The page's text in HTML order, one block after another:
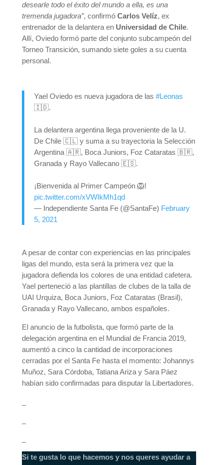
desearle todo el éxito del mundo a ella, es una
tremenda jugadora”, confirmó Carlos Velíz, ex
entrenador de la delantera en Universidad de Chile.
Allí, Oviedo formó parte del conjunto subcampeón del
Torneo Transición, sumando siete goles a su cuenta
personal.
Yael Oviedo es nueva jugadora de las #Leonas
🇮🇩.
La delantera argentina llega proveniente de la U.
De Chile 🇨🇱 y suma a su trayectoria la Selección
Argentina 🇦🇷, Boca Juniors, Foz Cataratas 🇧🇷,
Granada y Rayo Vallecano 🇪🇸.
¡Bienvenida al Primer Campeón 🦁!
pic.twitter.com/xVWIkMh1qd
— Independiente Santa Fe (@SantaFe) February
5, 2021
A pesar de contar con experiencias en las principales
ligas del mundo, esta será la primera vez que la
jugadora defienda los colores de una entidad cafetera.
Yael perteneció a las plantillas de clubes de la talla de
UAI Urquiza, Boca Juniors, Foz Cataratas (Brasil),
Granada y Rayo Vallecano, ambos españoles.
El anuncio de la futbolista, que formó parte de la
delegación argentina en el Mundial de Francia 2019,
aumentó a cinco la cantidad de incorporaciones
cerradas por el Santa Fe hasta el momento: Johannys
Muñoz, Sara Córdoba, Tatiana Ariza y Sara Páez
habían sido confirmadas para disputar la Libertadores.
Si te gusta lo que hacemos y nos queres ayudar a